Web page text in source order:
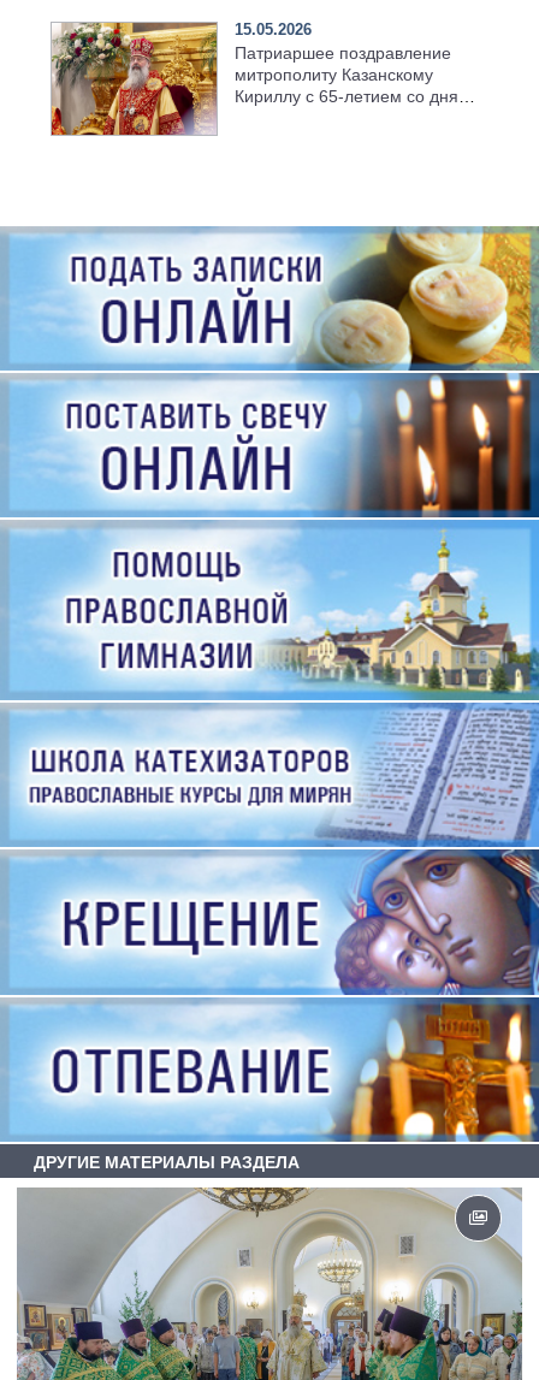
15.05.2026
Патриаршее поздравление
митрополиту Казанскому
Кириллу с 65-летием со дня
ДРУГИЕ МАТЕРИАЛЫ РАЗДЕЛА